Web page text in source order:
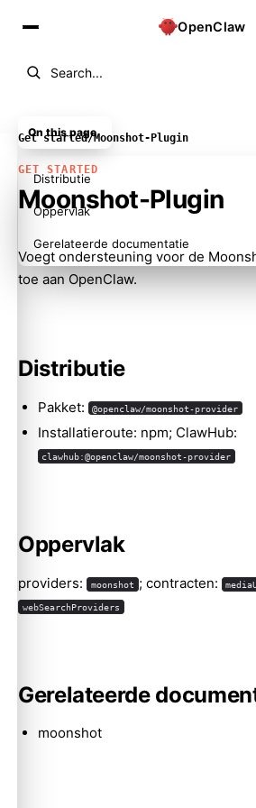
OpenClaw
Search...
Get started/Moonshot-Plugin
GET STARTED
Moonshot-Plugin
Voegt ondersteuning voor de
toe aan OpenClaw.
Distributie
Pakket: @openclaw/moonshot-provider
Installatieroute: npm; ClawHub:
clawhub:@openclaw/moonshot-provider
Oppervlak
providers: moonshot ; contracten:
webSearchProviders
Gerelateerde
moonshot
On this page
Distributie
Oppervlak
Gerelateerde documentatie